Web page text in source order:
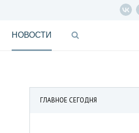
НОВОСТИ
ГЛАВНОЕ СЕГОДНЯ